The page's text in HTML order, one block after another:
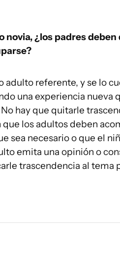
novia, ¿los padres
adulto referente, y se lo
una experiencia nueva
hay que quitarle
los adultos deben
sea necesario o que el
emita una opinión o
trascendencia al tema